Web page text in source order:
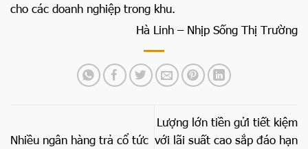
cho các doanh nghiệp trong khu.
Hà Linh – Nhịp Sống Thị Trường
Nhiều ngân hàng trả cổ tức
Lượng lớn tiền gửi tiết kiệm
với lãi suất cao sắp đáo hạn